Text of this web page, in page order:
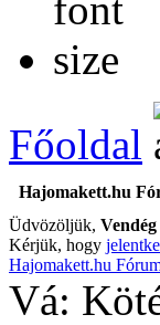
Főoldal
Hajomakett.hu
Üdvözöljük, Vendég
Kérjük, hogy
Hajomakett.hu
Vá: